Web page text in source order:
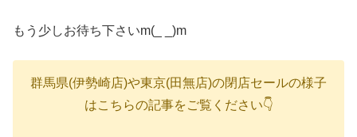
もう少しお待ち下さいm(_ _)m
群馬県(伊勢崎店)や東京(田無店)の閉店セールの様子
はこちらの記事をご覧ください👇